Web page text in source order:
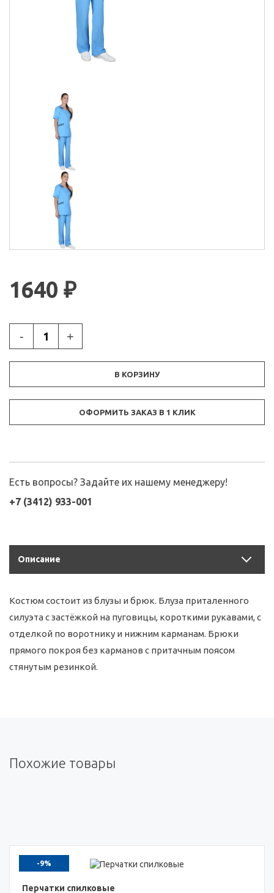
1640 ₽
- +
В КОРЗИНУ
ОФОРМИТЬ ЗАКАЗ В 1 КЛИК
Есть вопросы? Задайте их нашему менеджеру!
+7 (3412) 933-001
Описание
Костюм состоит из блузы и брюк. Блуза приталенного
силуэта с застёжкой на пуговицы, короткими рукавами, с
отделкой по воротнику и нижним карманам. Брюки
прямого покроя без карманов с притачным поясом
стянутым резинкой.
Похожие товары
-9%
Перчатки спилковые